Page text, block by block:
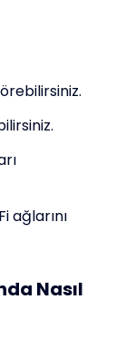
ağlarını
Nasıl